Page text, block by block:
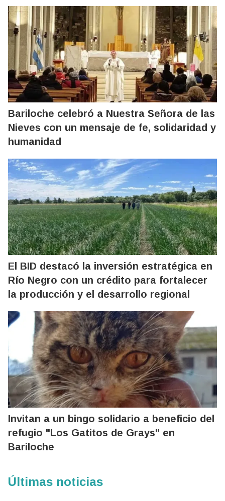
Bariloche celebró a Nuestra Señora de las
Nieves con un mensaje de fe, solidaridad y
humanidad
El BID destacó la inversión estratégica en
Río Negro con un crédito para fortalecer
la producción y el desarrollo regional
Invitan a un bingo solidario a beneficio del
refugio "Los Gatitos de Grays" en
Bariloche
Últimas noticias